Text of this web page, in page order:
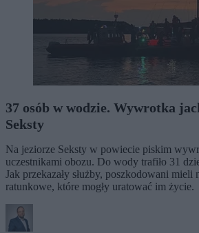
37 osób w wodzie. Wywrotka
Seksty
Na jeziorze Seksty w powiecie piskim
uczestnikami obozu. Do wody trafiło 31
Jak przekazały służby, poszkodowani mieli
ratunkowe, które mogły uratować im życie.